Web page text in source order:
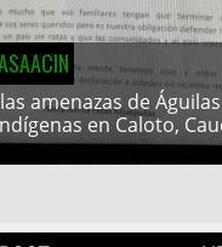
amenazas de
en Caloto,